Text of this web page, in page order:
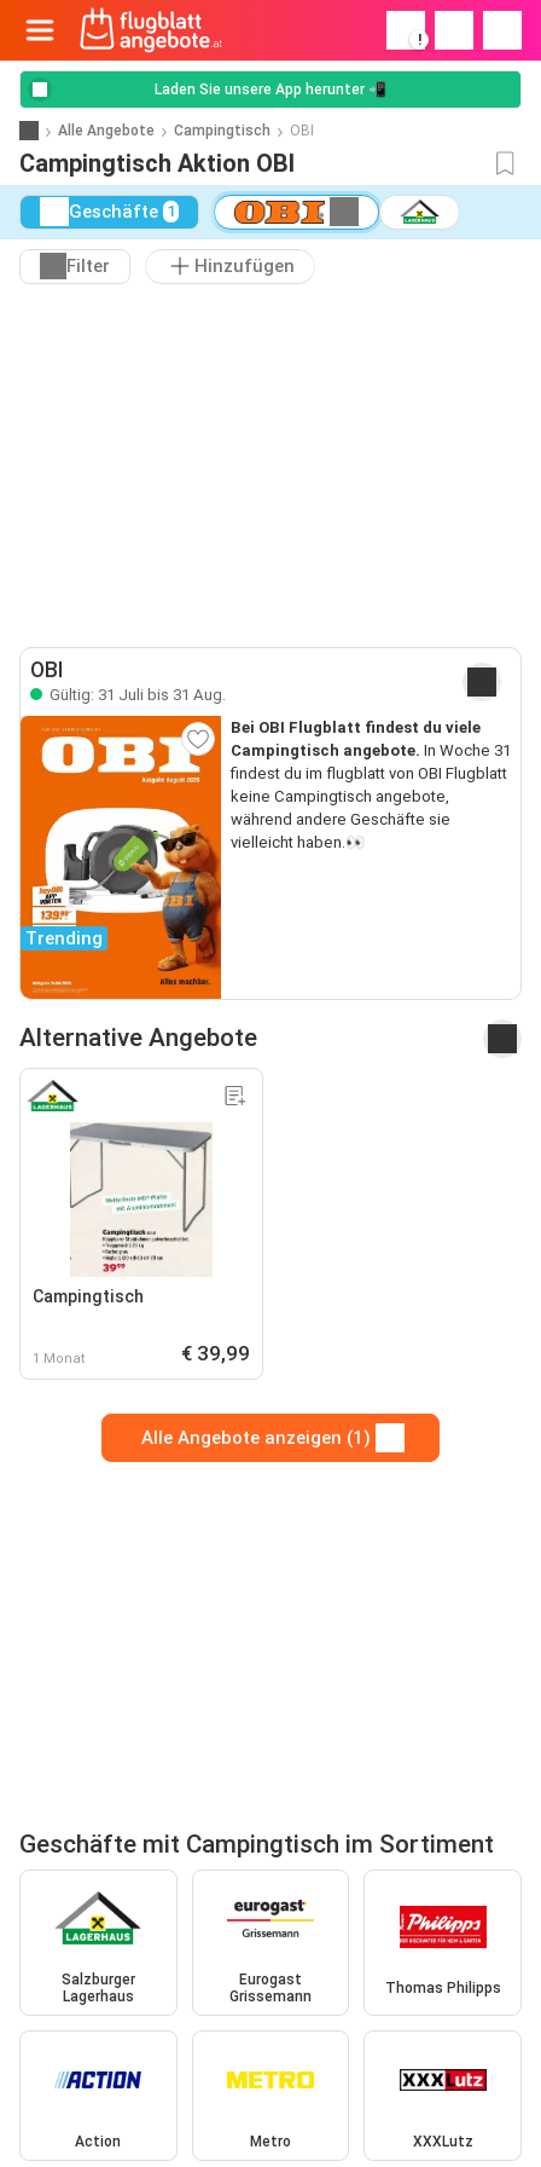
!
Laden Sie unsere App herunter 📲
Alle Angebote Campingtisch OBI
Campingtisch Aktion OBI
Geschäfte 1
Filter Hinzufügen
OBI
Gültig: 31 Juli bis 31 Aug.
Trending
Bei OBI Flugblatt findest du viele
Campingtisch angebote. In Woche 31
findest du im flugblatt von OBI Flugblatt
keine Campingtisch angebote,
während andere Geschäfte sie
vielleicht haben.👀
Alternative Angebote
Campingtisch
1 Monat € 39,99
Alle Angebote anzeigen (1)
Geschäfte mit Campingtisch im Sortiment
Salzburger
Lagerhaus
Eurogast
Grissemann
Thomas Philipps
Action Metro XXXLutz